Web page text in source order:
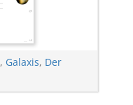
, Galaxis, Der